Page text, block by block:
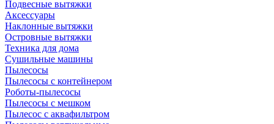
Подвесные вытяжки
Аксессуары
Наклонные вытяжки
Островные вытяжки
Техника для дома
Сушильные машины
Пылесосы
Пылесосы с контейнером
Роботы-пылесосы
Пылесосы с мешком
Пылесос с аквафильтром